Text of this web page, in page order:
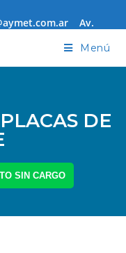
Av.
Envíos a todo el país
Menú
DE
SIN CARGO